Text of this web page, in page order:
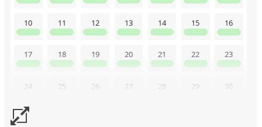
10 11 12 13 14 15 16
17 18 19 20 21 22 23
24 25 26 27 28 29 30